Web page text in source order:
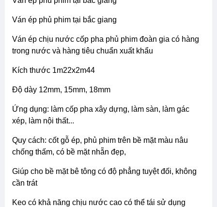
ván ép phủ phim tại bắc giang
ván ép chịu nước cốp pha phủ phim đoàn gia có hàng
trong nước và hàng tiêu chuẩn xuất khẩu
kích thước 1m22x2m44
độ dày 12mm, 15mm, 18mm
ứng dụng: làm cốp pha xây dựng, làm sàn, làm gác
xép, làm nội thất...
quy cách: cốt gỗ ép, phủ phim trên bề mặt màu nâu
chống thấm, có bề mặt nhẵn đẹp,
giúp cho bề mặt bê tông có độ phẳng tuyệt đối, không
cần trát
keo có khả năng chịu nước cao có thể tái sử dụng